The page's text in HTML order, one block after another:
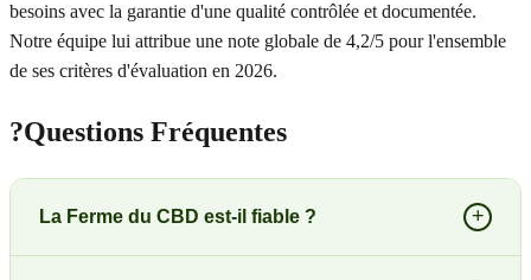
besoins avec la garantie d'une qualité contrôlée et documentée.
Notre équipe lui attribue une note globale de 4,2/5 pour l'ensemble
de ses critères d'évaluation en 2026.
?Questions Fréquentes
La Ferme du CBD est-il fiable ? +